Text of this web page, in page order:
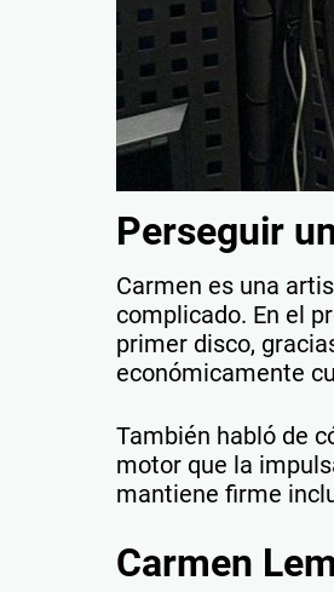
Perseguir
Carmen es una
complicado. En el
primer disco,
económicamente
También habló de
motor que la
mantiene firme
Carmen